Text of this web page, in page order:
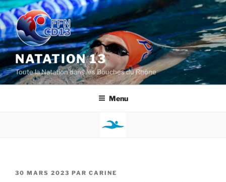
Aller
au
contenu
principal
NATATION 13
Toute la Natation dans les Bouches du Rhône
Menu
PUBLIÉ
30 MARS 2023 PAR CARINE